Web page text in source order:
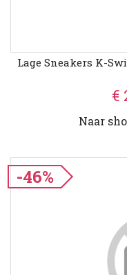
Lage Sneakers K-
€
Naar
-46%